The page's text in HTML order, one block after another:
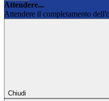
Attendere...
Attendere il completamento
Chiudi